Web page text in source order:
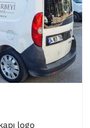
logo